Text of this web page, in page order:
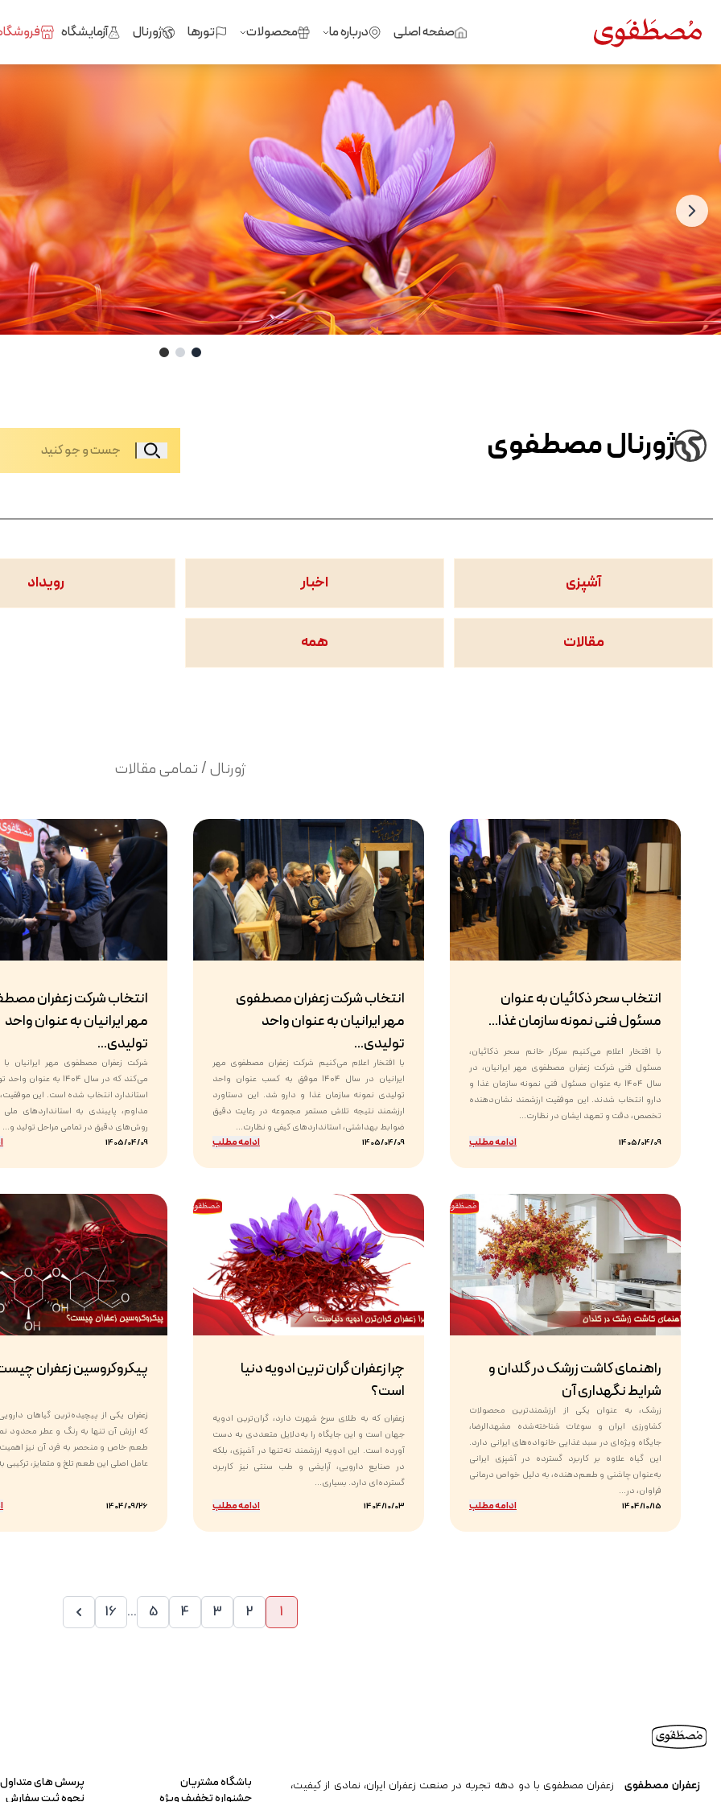
صفحه اصلی درباره ما محصولات تورها ژورنال آزمایشگاه
ژورنال مصطفوی
آشپزی اخبار رویداد
مقالات همه
ژورنال / تمامی مقالات
انتخاب سحر ذکائیان به عنوان
مسئول فنی نمونه سازمان غذا...
با افتخار اعلام می‌کنیم سرکار خانم سحر ذکائیان،
مسئول فنی شرکت زعفران مصطفوی مهر ایرانیان، در
سال ۱۴۰۴ به عنوان مسئول فنی نمونه سازمان غذا و
دارو انتخاب شدند. این موفقیت ارزشمند نشان‌دهنده
تخصص، دقت و تعهد ایشان در نظارت...
1405/04/09 ادامه مطلب
انتخاب شرکت زعفران مصطفوی
مهر ایرانیان به عنوان واحد
تولیدی...
با افتخار اعلام می‌کنیم شرکت زعفران مصطفوی مهر
ایرانیان در سال ۱۴۰۴ موفق به کسب عنوان واحد
تولیدی نمونه سازمان غذا و دارو شد. این دستاورد
ارزشمند نتیجه تلاش مستمر مجموعه در رعایت دقیق
ضوابط بهداشتی، استانداردهای کیفی و نظارت...
1405/04/09 ادامه مطلب
انتخاب شرکت زعفران
مهر ایرانیان به عنوان واحد
تولیدی...
شرکت زعفران مصطفوی مهر ایرانیان با
می‌کند که در سال ۱۴۰۴ به
استاندارد انتخاب شده است. این
مداوم، پایبندی به استانداردهای ملی
روش‌های دقیق در تمامی مراحل تولید و...
1405/04/09
راهنمای کاشت زرشک در گلدان و
شرایط نگهداری آن
زرشک، به عنوان یکی از ارزشمندترین محصولات
کشاورزی ایران و سوغات شناخته‌شده مشهدالرضا،
جایگاه ویژه‌ای در سبد غذایی خانواده‌های ایرانی دارد.
این گیاه علاوه بر کاربرد گسترده در آشپزی ایرانی
به‌عنوان چاشنی و طعم‌دهنده، به دلیل خواص درمانی
فراوان، در...
1404/10/15 ادامه مطلب
چرا زعفران گران ترین ادویه دنیا
است؟
زعفران که به طلای سرخ شهرت دارد، گران‌ترین ادویه
جهان است و این جایگاه را به‌دلایل متعددی به دست
آورده است. این ادویه ارزشمند نه‌تنها در آشپزی، بلکه
در صنایع دارویی، آرایشی و طب سنتی نیز کاربرد
گسترده‌ای دارد. بسیاری...
1404/10/03 ادامه مطلب
پیکروکروسین زعفران
زعفران یکی از پیچیده‌ترین گیاهان
که ارزش آن تنها به رنگ و عطر محدود
طعم خاص و منحصر به فرد آن نیز اهمیت
عامل اصلی این طعم تلخ و متمایز، ترکیبی
1404/09/26
1
2
3
4
5
...
16
زعفران مصطفوی
زعفران مصطفوی با دو دهه تجربه در صنعت زعفران ایران، نمادی از کیفیت،
باشگاه مشتریان
جشنواره تخفیف ویژه
پرسش های متداول
نحوه ثبت سفارش